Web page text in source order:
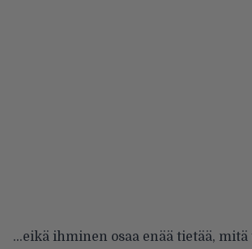
…eikä ihminen osaa enää tietää, mitä